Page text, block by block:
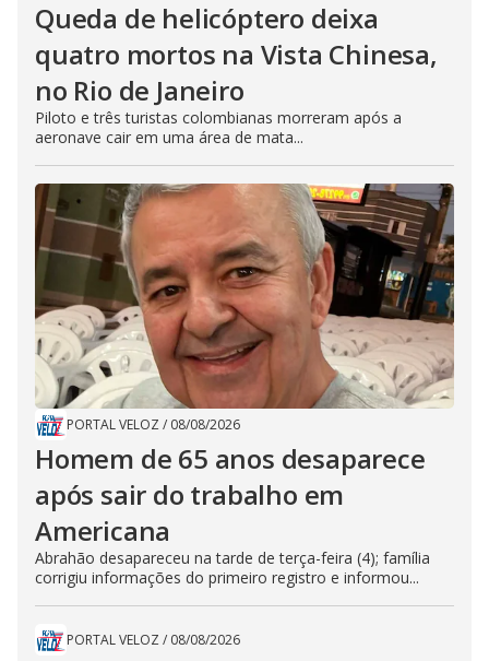
Queda de helicóptero deixa
quatro mortos na Vista Chinesa,
no Rio de Janeiro
Piloto e três turistas colombianas morreram após a
aeronave cair em uma área de mata...
PORTAL VELOZ / 08/08/2026
Homem de 65 anos desaparece
após sair do trabalho em
Americana
Abrahão desapareceu na tarde de terça-feira (4); família
corrigiu informações do primeiro registro e informou...
PORTAL VELOZ / 08/08/2026